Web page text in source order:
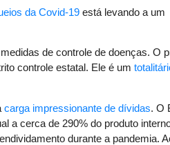
da Covid-19 está levando a um
de controle de doenças. O
controle estatal. Ele é um
carga impressionante de dívidas. O
a cerca de 290% do produto
durante a pandemia.